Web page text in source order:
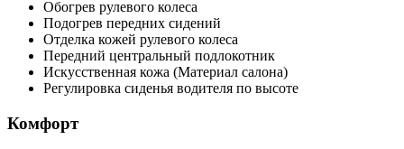
Обогрев рулевого колеса
Подогрев передних сидений
Отделка кожей рулевого колеса
Передний центральный подлокотник
Искусственная кожа (Материал салона)
Регулировка сиденья водителя по высоте
Комфорт